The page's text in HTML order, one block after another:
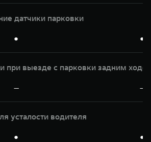
датчики парковки
● ●
при выезде с парковки задним
— —
усталости водителя
● ●